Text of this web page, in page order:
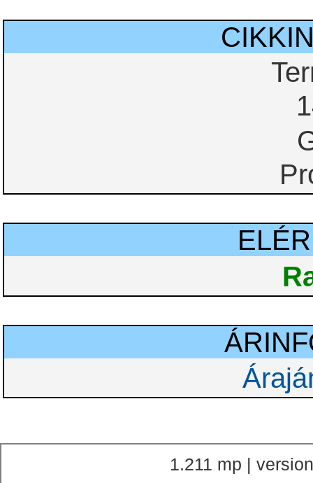
1.211 mp |